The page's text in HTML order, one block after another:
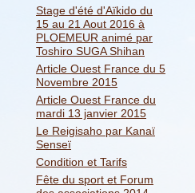
Stage d'été d'Aïkido du
15 au 21 Aout 2016 à
PLOEMEUR animé par
Toshiro SUGA Shihan
Article Ouest France du 5
Novembre 2015
Article Ouest France du
mardi 13 janvier 2015
Le Reigisaho par Kanaï
Senseï
Condition et Tarifs
Fête du sport et Forum